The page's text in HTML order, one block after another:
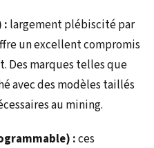
: largement plébiscité par
un excellent compromis
Des marques telles que
avec des modèles taillés
au mining.
:ces